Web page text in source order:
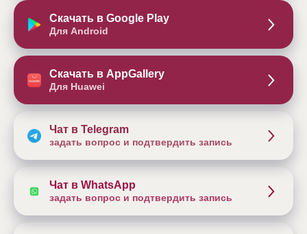
Скачать в Google Play
Для Android
Скачать в AppGallery
Для Huawei
Чат в Telegram
задать вопрос и подтвердить запись
Чат в WhatsApp
задать вопрос и подтвердить запись